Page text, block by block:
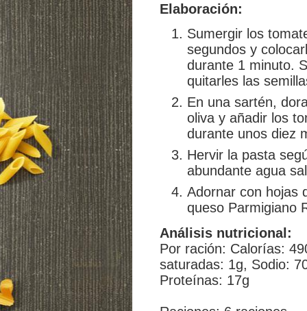
Elaboración:
Sumergir los
segundos y
durante 1 minuto.
quitarles las
En una sartén,
oliva y añadir los
durante unos diez
Hervir la pasta
abundante agua
Adornar con hojas
queso Parmigiano
Análisis nutricional:
Por ración: Calorías:
saturadas: 1g, Sodio:
Proteínas: 17g